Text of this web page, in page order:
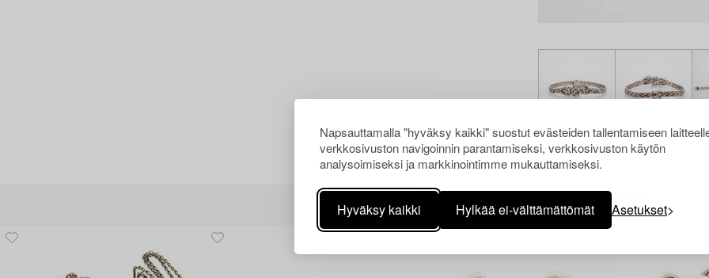
Napsauttamalla "hyväksy kaikki" suostut evästeiden tallentamiseen
verkkosivuston navigoinnin parantamiseksi, verkkosivuston käytön
analysoimiseksi ja markkinointimme mukauttamiseksi.
Hyväksy kaikki Hylkää ei-välttämättömät Asetukset
Muiden katsomia kohteita